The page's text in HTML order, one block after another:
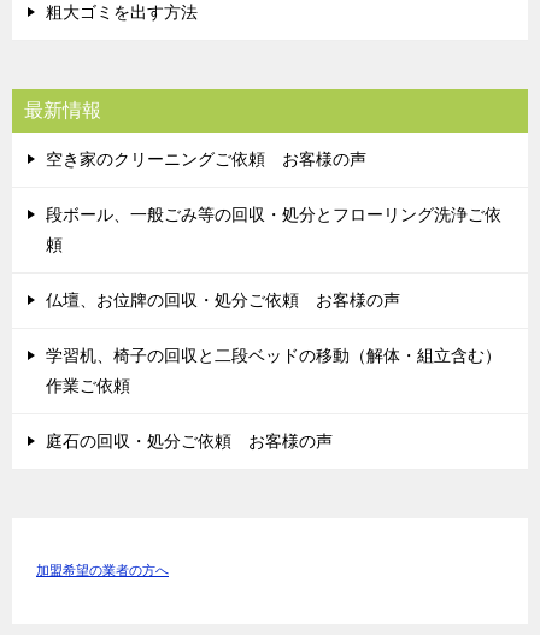
粗大ゴミを出す方法
最新情報
空き家のクリーニングご依頼 お客様の声
段ボール、一般ごみ等の回収・処分とフローリング洗浄ご依
頼
仏壇、お位牌の回収・処分ご依頼 お客様の声
学習机、椅子の回収と二段ベッドの移動（解体・組立含む）
作業ご依頼
庭石の回収・処分ご依頼 お客様の声
加盟希望の業者の方へ